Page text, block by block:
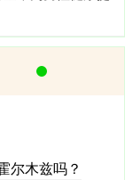
尔木兹吗？